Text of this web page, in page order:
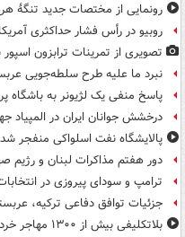
رونمایی از مختصات جدید تنگۀ
روبیو در رأس فشار حداکثری
تصویری از تمرینات ترابزون
نبرد ما علیه طرح سلطه‌جویی
پاسخ منفی یک لژیونر به باشگاه
درخشش جوانان ایران در
پالایشگاه نفت اسلواکی منفجر شد
دور هفتم مذاکرات لبنان و رژیم
ترامپ و سودای پیروزی در
جزئیات توافق دفاعی ترکیه،
بلاتکلیفی بیش از ۱۳۰۰ مهاجر خردسال در سئوتای اسپانیا